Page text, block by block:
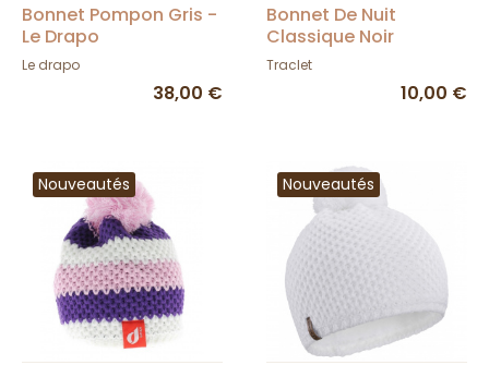
Bonnet Pompon Gris -
Le Drapo
Le drapo
38,00 €
Bonnet De Nuit
Classique Noir
Traclet
10,00 €
Nouveautés Nouveautés